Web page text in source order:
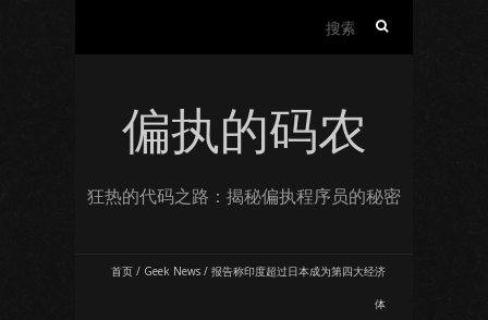
偏执的码农
狂热的代码之路：揭秘偏执程序员的秘密
首页 / Geek News / 报告称印度超过日本成为第四大经济
体